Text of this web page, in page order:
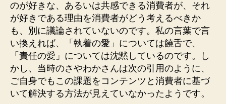
のが好きな、あるいは共感できる消費者が、それ
が好きである理由を消費者がどう考えるべきか
も、別に議論されていないのです。私の言葉で言
い換えれば、「執着の愛」については饒舌で、
「責任の愛」については沈黙しているのです。し
かし、当時のさやわかさんは次の引用のように、
ご自身でもこの課題をコンテンツと消費者に基づ
いて解決する方法が見えていなかったようです。